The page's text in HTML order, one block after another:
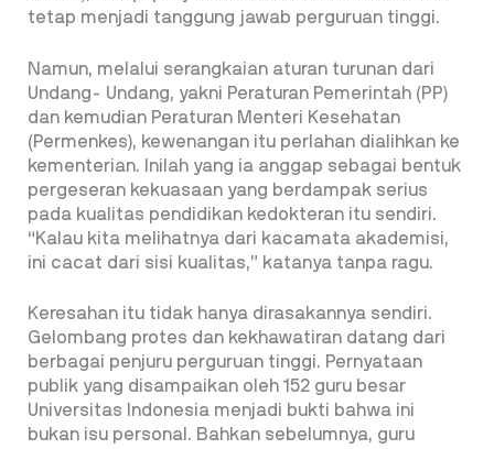
tetap menjadi tanggung jawab perguruan tinggi.
Namun, melalui serangkaian aturan turunan dari
Undang- Undang, yakni Peraturan Pemerintah (PP)
dan kemudian Peraturan Menteri Kesehatan
(Permenkes), kewenangan itu perlahan dialihkan ke
kementerian. Inilah yang ia anggap sebagai bentuk
pergeseran kekuasaan yang berdampak serius
pada kualitas pendidikan kedokteran itu sendiri.
“Kalau kita melihatnya dari kacamata akademisi,
ini cacat dari sisi kualitas,” katanya tanpa ragu.
Keresahan itu tidak hanya dirasakannya sendiri.
Gelombang protes dan kekhawatiran datang dari
berbagai penjuru perguruan tinggi. Pernyataan
publik yang disampaikan oleh 152 guru besar
Universitas Indonesia menjadi bukti bahwa ini
bukan isu personal. Bahkan sebelumnya, guru